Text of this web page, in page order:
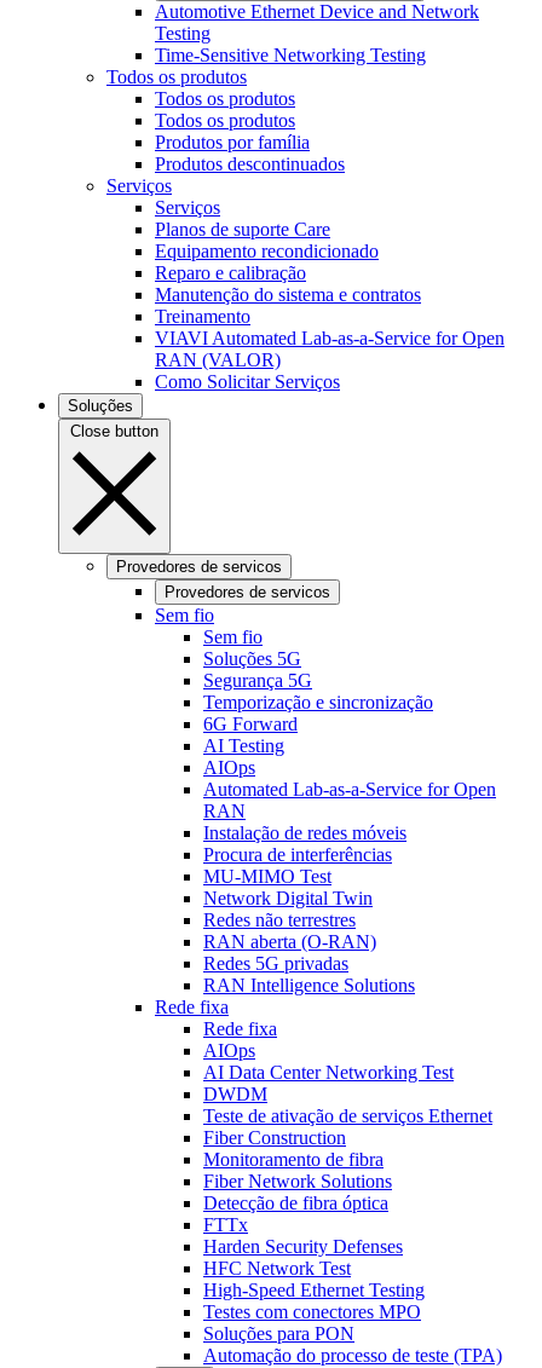
Automotive Ethernet Device and Network
Testing
Time-Sensitive Networking Testing
Todos os produtos
Todos os produtos
Todos os produtos
Produtos por família
Produtos descontinuados
Serviços
Serviços
Planos de suporte Care
Equipamento recondicionado
Reparo e calibração
Manutenção do sistema e contratos
Treinamento
VIAVI Automated Lab-as-a-Service for Open
RAN (VALOR)
Como Solicitar Serviços
Soluções
Close button
Provedores de servicos
Provedores de servicos
Sem fio
Sem fio
Soluções 5G
Segurança 5G
Temporização e sincronização
6G Forward
AI Testing
AIOps
Automated Lab-as-a-Service for Open
RAN
Instalação de redes móveis
Procura de interferências
MU-MIMO Test
Network Digital Twin
Redes não terrestres
RAN aberta (O-RAN)
Redes 5G privadas
RAN Intelligence Solutions
Rede fixa
Rede fixa
AIOps
AI Data Center Networking Test
DWDM
Teste de ativação de serviços Ethernet
Fiber Construction
Monitoramento de fibra
Fiber Network Solutions
Detecção de fibra óptica
FTTx
Harden Security Defenses
HFC Network Test
High-Speed Ethernet Testing
Testes com conectores MPO
Soluções para PON
Automação do processo de teste (TPA)